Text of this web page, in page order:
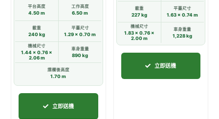
平台高度
4.50 m
工作高度
6.50 m
載重
240 kg
平臺尺寸
1.29 × 0.70 m
機械尺寸
1.44 × 0.76 ×
2.06 m
車身重量
890 kg
摺欄後高度
1.70 m
立即送機
選
選
載重
227 kg
平臺尺寸
1.63 × 0.74 m
機械尺寸
1.83 × 0.76 ×
2.00 m
車身重量
1,228 kg
立即送機
選
項